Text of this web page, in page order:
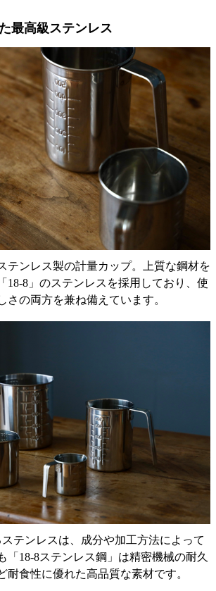
最高級ステンレス
テンレス製の計量カップ。上質な鋼材を
18-8」のステンレスを採用しており、使
さの両方を兼ね備えています。
テンレスは、成分や加工方法によって
「18-8ステンレス鋼」は精密機械の耐久
耐食性に優れた高品質な素材です。